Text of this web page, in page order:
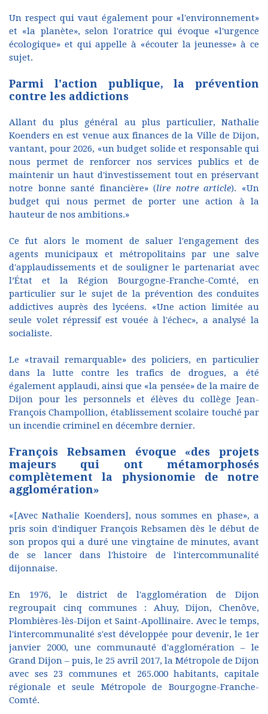
Un respect qui vaut également pour «l'environnement»
et «la planète», selon l'oratrice qui évoque «l'urgence
écologique» et qui appelle à «écouter la jeunesse» à ce
sujet.
Parmi l'action publique, la prévention
contre les addictions
Allant du plus général au plus particulier, Nathalie
Koenders en est venue aux finances de la Ville de Dijon,
vantant, pour 2026, «un budget solide et responsable qui
nous permet de renforcer nos services publics et de
maintenir un haut d'investissement tout en préservant
notre bonne santé financière» (lire notre article). «Un
budget qui nous permet de porter une action à la
hauteur de nos ambitions.»
Ce fut alors le moment de saluer l'engagement des
agents municipaux et métropolitains par une salve
d'applaudissements et de souligner le partenariat avec
l’État et la Région Bourgogne-Franche-Comté, en
particulier sur le sujet de la prévention des conduites
addictives auprès des lycéens. «Une action limitée au
seule volet répressif est vouée à l'échec», a analysé la
socialiste.
Le «travail remarquable» des policiers, en particulier
dans la lutte contre les trafics de drogues, a été
également applaudi, ainsi que «la pensée» de la maire de
Dijon pour les personnels et élèves du collège Jean-
François Champollion, établissement scolaire touché par
un incendie criminel en décembre dernier.
François Rebsamen évoque «des projets
majeurs qui ont métamorphosés
complètement la physionomie de notre
agglomération»
«[Avec Nathalie Koenders], nous sommes en phase», a
pris soin d'indiquer François Rebsamen dès le début de
son propos qui a duré une vingtaine de minutes, avant
de se lancer dans l'histoire de l'intercommunalité
dijonnaise.
En 1976, le district de l'agglomération de Dijon
regroupait cinq communes : Ahuy, Dijon, Chenôve,
Plombières-lès-Dijon et Saint-Apollinaire. Avec le temps,
l'intercommunalité s'est développée pour devenir, le 1er
janvier 2000, une communauté d'agglomération – le
Grand Dijon – puis, le 25 avril 2017, la Métropole de Dijon
avec ses 23 communes et 265.000 habitants, capitale
régionale et seule Métropole de Bourgogne-Franche-
Comté.